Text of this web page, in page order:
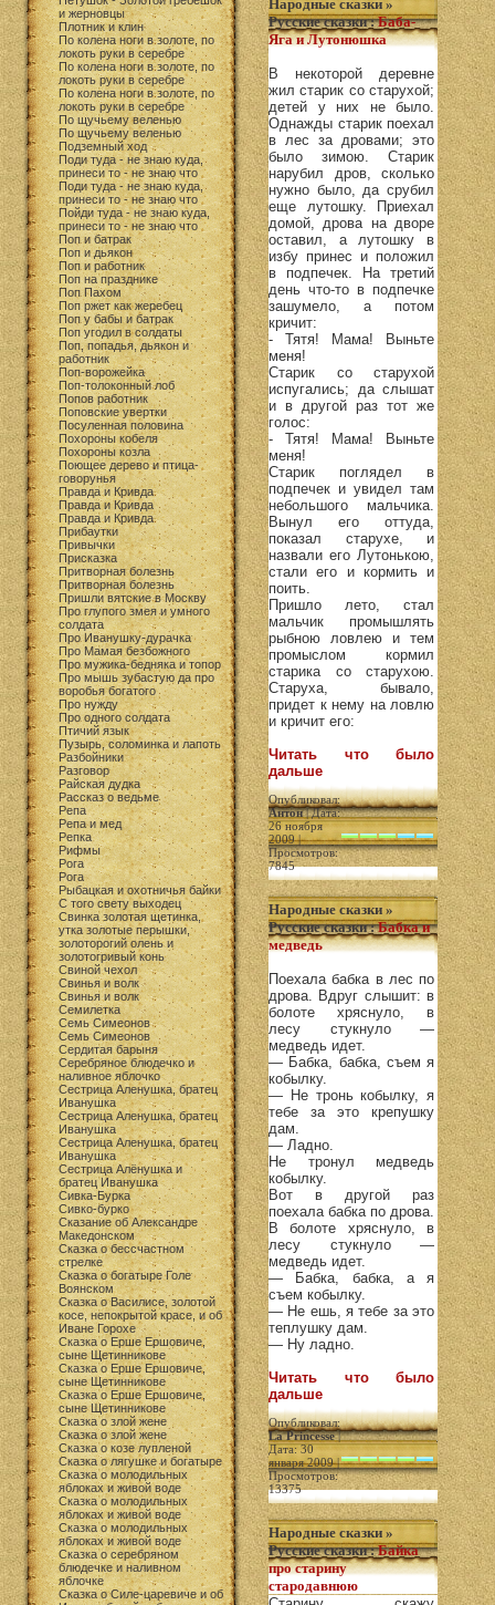
и жерновцы
Плотник и клин
По колена ноги в золоте, по
локоть руки в серебре
По колена ноги в золоте, по
локоть руки в серебре
По колена ноги в золоте, по
локоть руки в серебре
По щучьему веленью
По щучьему веленью
Подземный ход
Поди туда - не знаю куда,
принеси то - не знаю что
Поди туда - не знаю куда,
принеси то - не знаю что
Пойди туда - не знаю куда,
принеси то - не знаю что
Поп и батрак
Поп и дьякон
Поп и работник
Поп на празднике
Поп Пахом
Поп ржет как жеребец
Поп у бабы и батрак
Поп угодил в солдаты
Поп, попадья, дьякон и
работник
Поп-ворожейка
Поп-толоконный лоб
Попов работник
Поповские увертки
Посуленная половина
Похороны кобеля
Похороны козла
Поющее дерево и птица-
говорунья
Правда и Кривда
Правда и Кривда
Правда и Кривда
Прибаутки
Привычки
Присказка
Притворная болезнь
Притворная болезнь
Пришли вятские в Москву
Про глупого змея и умного
солдата
Про Иванушку-дурачка
Про Мамая безбожного
Про мужика-бедняка и топор
Про мышь зубастую да про
воробья богатого
Про нужду
Про одного солдата
Птичий язык
Пузырь, соломинка и лапоть
Разбойники
Разговор
Райская дудка
Рассказ о ведьме
Репа
Репа и мед
Репка
Рифмы
Рога
Рога
Рыбацкая и охотничья байки
С того свету выходец
Свинка золотая щетинка,
утка золотые перышки,
золоторогий олень и
золотогривый конь
Свиной чехол
Свинья и волк
Свинья и волк
Семилетка
Семь Симеонов
Семь Симеонов
Сердитая барыня
Серебряное блюдечко и
наливное яблочко
Сестрица Аленушка, братец
Иванушка
Сестрица Аленушка, братец
Иванушка
Сестрица Аленушка, братец
Иванушка
Сестрица Алёнушка и
братец Иванушка
Сивка-Бурка
Сивко-бурко
Сказание об Александре
Македонском
Сказка о бессчастном
стрелке
Сказка о богатыре Голе
Воянском
Сказка о Василисе, золотой
косе, непокрытой красе, и об
Иване Горохе
Сказка о Ерше Ершовиче,
сыне Щетинникове
Сказка о Ерше Ершовиче,
сыне Щетинникове
Сказка о Ерше Ершовиче,
сыне Щетинникове
Сказка о злой жене
Сказка о злой жене
Сказка о козе лупленой
Сказка о лягушке и богатыре
Сказка о молодильных
яблоках и живой воде
Сказка о молодильных
яблоках и живой воде
Сказка о молодильных
яблоках и живой воде
Сказка о серебряном
блюдечке и наливном
яблочке
Сказка о Силе-царевиче и об
Народные сказки »
Русские сказки:Баба-
Яга и Лутонюшка
В некоторой деревне
жил старик со старухой;
детей у них не было.
Однажды старик поехал
в лес за дровами; это
было зимою. Старик
нарубил дров, сколько
нужно было, да срубил
еще лутошку. Приехал
домой, дрова на дворе
оставил, а лутошку в
избу принес и положил
в подпечек. На третий
день что-то в подпечке
зашумело, а потом
кричит:
- Тятя! Мама! Выньте
меня!
Старик со старухой
испугались; да слышат
и в другой раз тот же
голос:
- Тятя! Мама! Выньте
меня!
Старик поглядел в
подпечек и увидел там
небольшого мальчика.
Вынул его оттуда,
показал старухе, и
назвали его Лутонькою,
стали его и кормить и
поить.
Пришло лето, стал
мальчик промышлять
рыбною ловлею и тем
промыслом кормил
старика со старухою.
Старуха, бывало,
придет к нему на ловлю
и кричит его:
Читать что было
дальше
Опубликовал:
Антон| Дата:
26 ноября
2009 |
Просмотров:
7845
Народные сказки »
Русские сказки:Бабка и
медведь
Поехала бабка в лес по
дрова. Вдруг слышит: в
болоте хряснуло, в
лесу стукнуло —
медведь идет.
— Бабка, бабка, съем я
кобылку.
— Не тронь кобылку, я
тебе за это крепушку
дам.
— Ладно.
Не тронул медведь
кобылку.
Вот в другой раз
поехала бабка по дрова.
В болоте хряснуло, в
лесу стукнуло —
медведь идет.
— Бабка, бабка, а я
съем кобылку.
— Не ешь, я тебе за это
теплушку дам.
— Ну ладно.
Читать что было
дальше
Опубликовал:
La Princesse|
Дата: 30
января 2009 |
Просмотров:
13375
Народные сказки »
Русские сказки:Байка
про старину
стародавнюю